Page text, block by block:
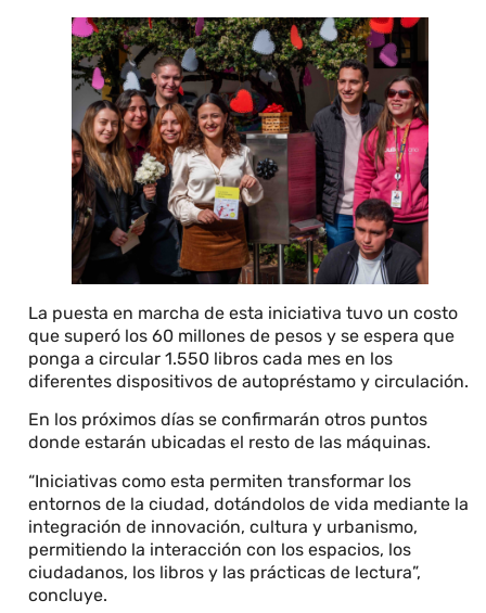
La puesta en marcha de esta iniciativa tuvo un costo
que superó los 60 millones de pesos y se espera que
ponga a circular 1.550 libros cada mes en los
diferentes dispositivos de autopréstamo y circulación.
En los próximos días se confirmarán otros puntos
donde estarán ubicadas el resto de las máquinas.
“Iniciativas como esta permiten transformar los
entornos de la ciudad, dotándolos de vida mediante la
integración de innovación, cultura y urbanismo,
permitiendo la interacción con los espacios, los
ciudadanos, los libros y las prácticas de lectura”,
concluye.